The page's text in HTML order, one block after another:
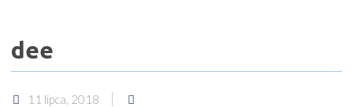
dee
11 lipca, 2018